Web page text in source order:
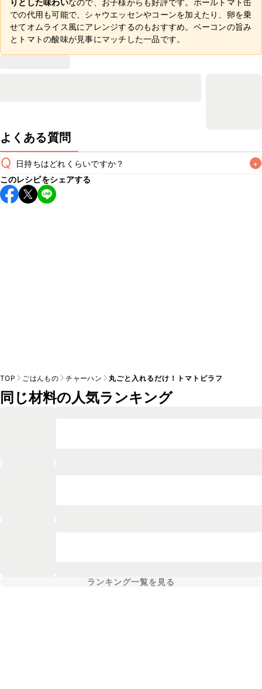
りとした味わいなので、お子様からも好評です。ホールトマト缶
での代用も可能で、シャウエッセンやコーンを加えたり、卵を乗
せてオムライス風にアレンジするのもおすすめ。ベーコンの旨み
とトマトの酸味が見事にマッチした一品です。
よくある質問
Q 日持ちはどれくらいですか？ +
保存期間は冷蔵で当日中が目安です。なるべくお早めにお召
し上がりください。
このレシピをシェアする
TOP ごはんもの チャーハン 丸ごと入れるだけ！トマトピラフ
同じ材料の人気ランキング
ランキング一覧を見る